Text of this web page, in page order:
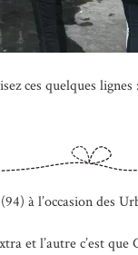
ces quelques lignes :
à l’occasion des
et l’autre c’est